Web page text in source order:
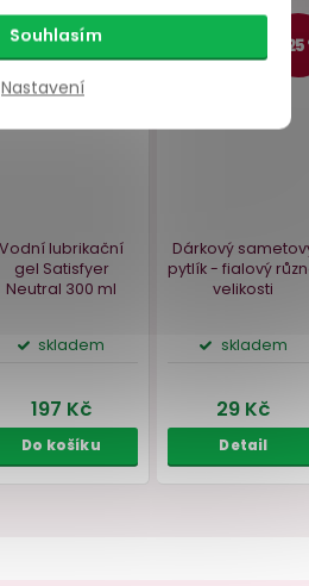
Nastavení
Souhlasím
Satisfyer Woman
skladem
259 Kč